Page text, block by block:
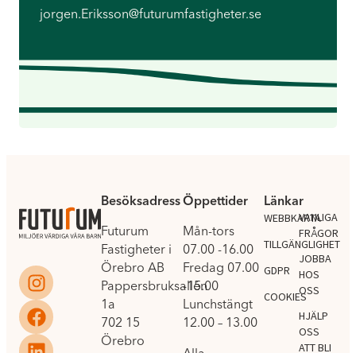
jorgen.Eriksson@futurumfastigheter.se
Besöksadress
Futurum
Fastigheter i
Örebro AB
Pappersbruksallén
1a
702 15
Örebro
Öppettider
Mån-tors
07.00 -16.00
Fredag 07.00
-15.00
Lunchstängt
12.00 – 13.00
Länkar
WEBBKARTA
TILLGÄNGLIGHET
GDPR
COOKIES
.
VANLIGA
FRÅGOR
JOBBA
HOS
OSS
HJÄLP
OSS
ATT BLI